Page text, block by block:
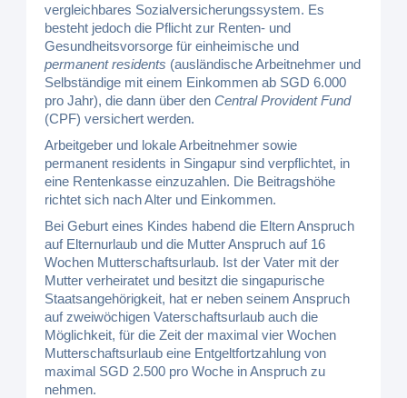
vergleichbares Sozialversicherungssystem. Es
besteht jedoch die Pflicht zur Renten- und
Gesundheitsvorsorge für einheimische und
permanent residents (ausländische Arbeitnehmer und
Selbständige mit einem Einkommen ab SGD 6.000
pro Jahr), die dann über denCentral Provident Fund
(CPF) versichert werden.
Arbeitgeber und lokale Arbeitnehmer sowie
permanent residents in Singapur sind verpflichtet, in
eine Rentenkasse einzuzahlen. Die Beitragshöhe
richtet sich nach Alter und Einkommen.
Bei Geburt eines Kindes habend die Eltern Anspruch
auf Elternurlaub und die Mutter Anspruch auf 16
Wochen Mutterschaftsurlaub. Ist der Vater mit der
Mutter verheiratet und besitzt die singapurische
Staatsangehörigkeit, hat er neben seinem Anspruch
auf zweiwöchigen Vaterschaftsurlaub auch die
Möglichkeit, für die Zeit der maximal vier Wochen
Mutterschaftsurlaub eine Entgeltfortzahlung von
maximal SGD 2.500 pro Woche in Anspruch zu
nehmen.